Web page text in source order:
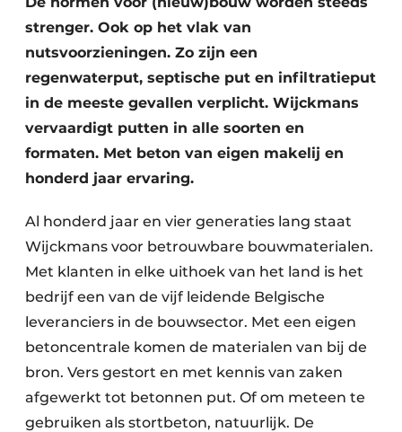
Vacature aanmelden
Vacatures
Video’s
Aanmelden
Bedrijven
Bedrijven
Akoestiek
Beton & Staalbouw
Brandveiligheid
Dak & Gevel
HVAC
Interieurarchitectuur
Keukens
strenger. Ook op het vlak van
nutsvoorzieningen. Zo zijn een
regenwaterput, septische put en infiltratieput
in de meeste gevallen verplicht. Wijckmans
vervaardigt putten in alle soorten en
formaten. Met beton van eigen makelij en
honderd jaar ervaring.
Al honderd jaar en vier generaties lang staat
Wijckmans voor betrouwbare bouwmaterialen.
Met klanten in elke uithoek van het land is het
bedrijf een van de vijf leidende Belgische
leveranciers in de bouwsector. Met een eigen
betoncentrale komen de materialen van bij de
bron. Vers gestort en met kennis van zaken
afgewerkt tot betonnen put. Of om meteen te
gebruiken als stortbeton, natuurlijk. De